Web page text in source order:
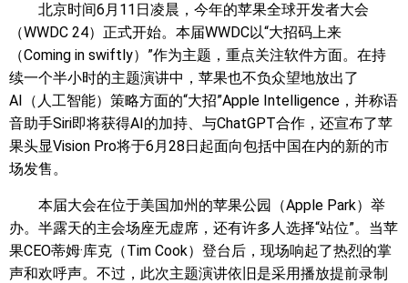
北京时间6月11日凌晨，今年的苹果全球开发者大会
（WWDC 24）正式开始。本届WWDC以“大招码上来
（Coming in swiftly）”作为主题，重点关注软件方面。在持
续一个半小时的主题演讲中，苹果也不负众望地放出了
AI（人工智能）策略方面的“大招”Apple Intelligence，并称语
音助手Siri即将获得AI的加持、与ChatGPT合作，还宣布了苹
果头显Vision Pro将于6月28日起面向包括中国在内的新的市
场发售。
本届大会在位于美国加州的苹果公园（Apple Park）举
办。半露天的主会场座无虚席，还有许多人选择“站位”。当苹
果CEO蒂姆·库克（Tim Cook）登台后，现场响起了热烈的掌
声和欢呼声。不过，此次主题演讲依旧是采用播放提前录制